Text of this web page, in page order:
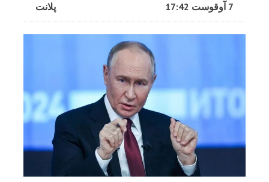
پلانت 7 آوقوست 17:42